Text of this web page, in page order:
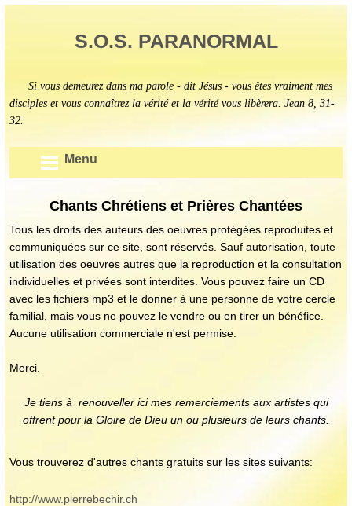
S.O.S. PARANORMAL
Si vous demeurez dans ma parole - dit Jésus - vous êtes vraiment mes
disciples et vous connaîtrez la vérité et la vérité vous libèrera. Jean 8, 31-
32.
Menu
Chants Chrétiens et Prières Chantées
Tous les droits des auteurs des oeuvres protégées reproduites et
communiquées sur ce site, sont réservés. Sauf autorisation, toute
utilisation des oeuvres autres que la reproduction et la consultation
individuelles et privées sont interdites. Vous pouvez faire un CD
avec les fichiers mp3 et le donner à une personne de votre cercle
familial, mais vous ne pouvez le vendre ou en tirer un bénéfice.
Aucune utilisation commerciale n'est permise.
Merci.
Je tiens à renouveller ici mes remerciements aux artistes qui
offrent pour la Gloire de Dieu un ou plusieurs de leurs chants.
Vous trouverez d'autres chants gratuits sur les sites suivants:
http://www.pierrebechir.ch